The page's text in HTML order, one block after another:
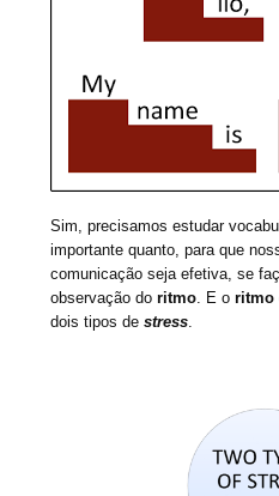
Sim, precisamos estudar
importante quanto, para que
comunicação seja efetiva, se
observação doritmo . E oritmo
dois tipos destress